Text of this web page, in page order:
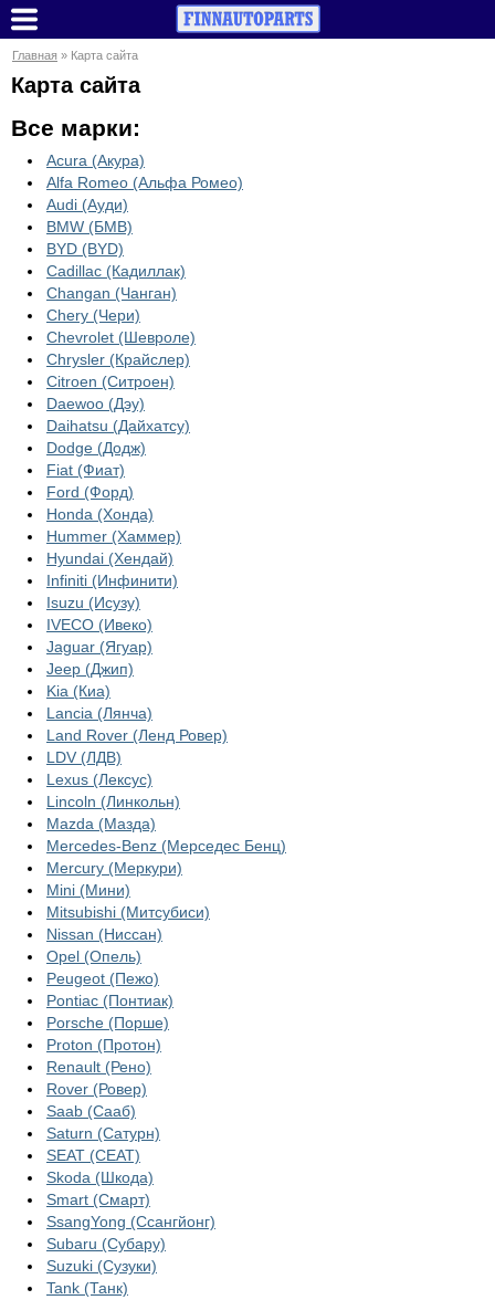
Главная » Карта сайта
Карта сайта
Все марки:
Acura (Акура)
Alfa Romeo (Альфа Ромео)
Audi (Ауди)
BMW (БМВ)
BYD (BYD)
Cadillac (Кадиллак)
Changan (Чанган)
Chery (Чери)
Chevrolet (Шевроле)
Chrysler (Крайслер)
Citroen (Ситроен)
Daewoo (Дэу)
Daihatsu (Дайхатсу)
Dodge (Додж)
Fiat (Фиат)
Ford (Форд)
Honda (Хонда)
Hummer (Хаммер)
Hyundai (Хендай)
Infiniti (Инфинити)
Isuzu (Исузу)
IVECO (Ивеко)
Jaguar (Ягуар)
Jeep (Джип)
Kia (Киа)
Lancia (Лянча)
Land Rover (Ленд Ровер)
LDV (ЛДВ)
Lexus (Лексус)
Lincoln (Линкольн)
Mazda (Мазда)
Mercedes-Benz (Мерседес Бенц)
Mercury (Меркури)
Mini (Мини)
Mitsubishi (Митсубиси)
Nissan (Ниссан)
Opel (Опель)
Peugeot (Пежо)
Pontiac (Понтиак)
Porsche (Порше)
Proton (Протон)
Renault (Рено)
Rover (Ровер)
Saab (Сааб)
Saturn (Сатурн)
SEAT (СЕАТ)
Skoda (Шкода)
Smart (Смарт)
SsangYong (Ссангйонг)
Subaru (Субару)
Suzuki (Сузуки)
Tank (Танк)